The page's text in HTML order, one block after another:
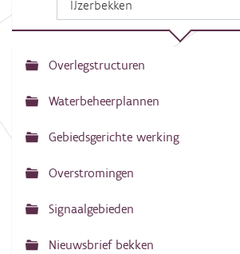
N
a
i
g
t
Overlegstructuren
Waterbeheerplannen
Gebiedsgerichte werking
Overstromingen
Signaalgebieden
Nieuwsbrief bekken